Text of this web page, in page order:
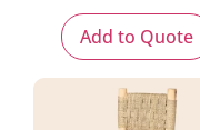
Add to Quote